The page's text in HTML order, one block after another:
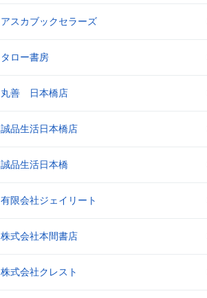
アスカブックセラーズ
タロー書房
丸善 日本橋店
誠品生活日本橋店
誠品生活日本橋
有限会社ジェイリート
株式会社本間書店
株式会社クレスト